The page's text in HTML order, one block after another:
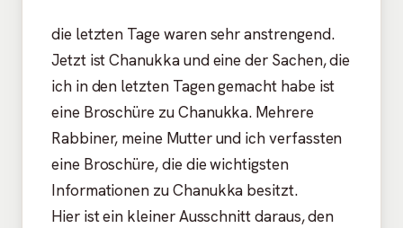
die letzten Tage waren sehr anstrengend.
Jetzt ist Chanukka und eine der Sachen, die
ich in den letzten Tagen gemacht habe ist
eine Broschüre zu Chanukka. Mehrere
Rabbiner, meine Mutter und ich verfassten
eine Broschüre, die die wichtigsten
Informationen zu Chanukka besitzt.
Hier ist ein kleiner Ausschnitt daraus, den